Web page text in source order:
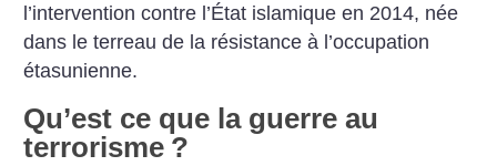
l’intervention contre l’État islamique en 2014, née
dans le terreau de la résistance à l’occupation
étasunienne.
Qu’est ce que la guerre au
terrorisme ?